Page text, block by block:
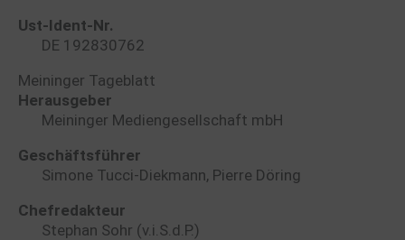
Ust-Ident-Nr.
DE 192830762
Meininger Tageblatt
Herausgeber
Meininger Mediengesellschaft mbH
Geschäftsführer
Simone Tucci-Diekmann, Pierre Döring
Chefredakteur
Stephan Sohr (v.i.S.d.P.)